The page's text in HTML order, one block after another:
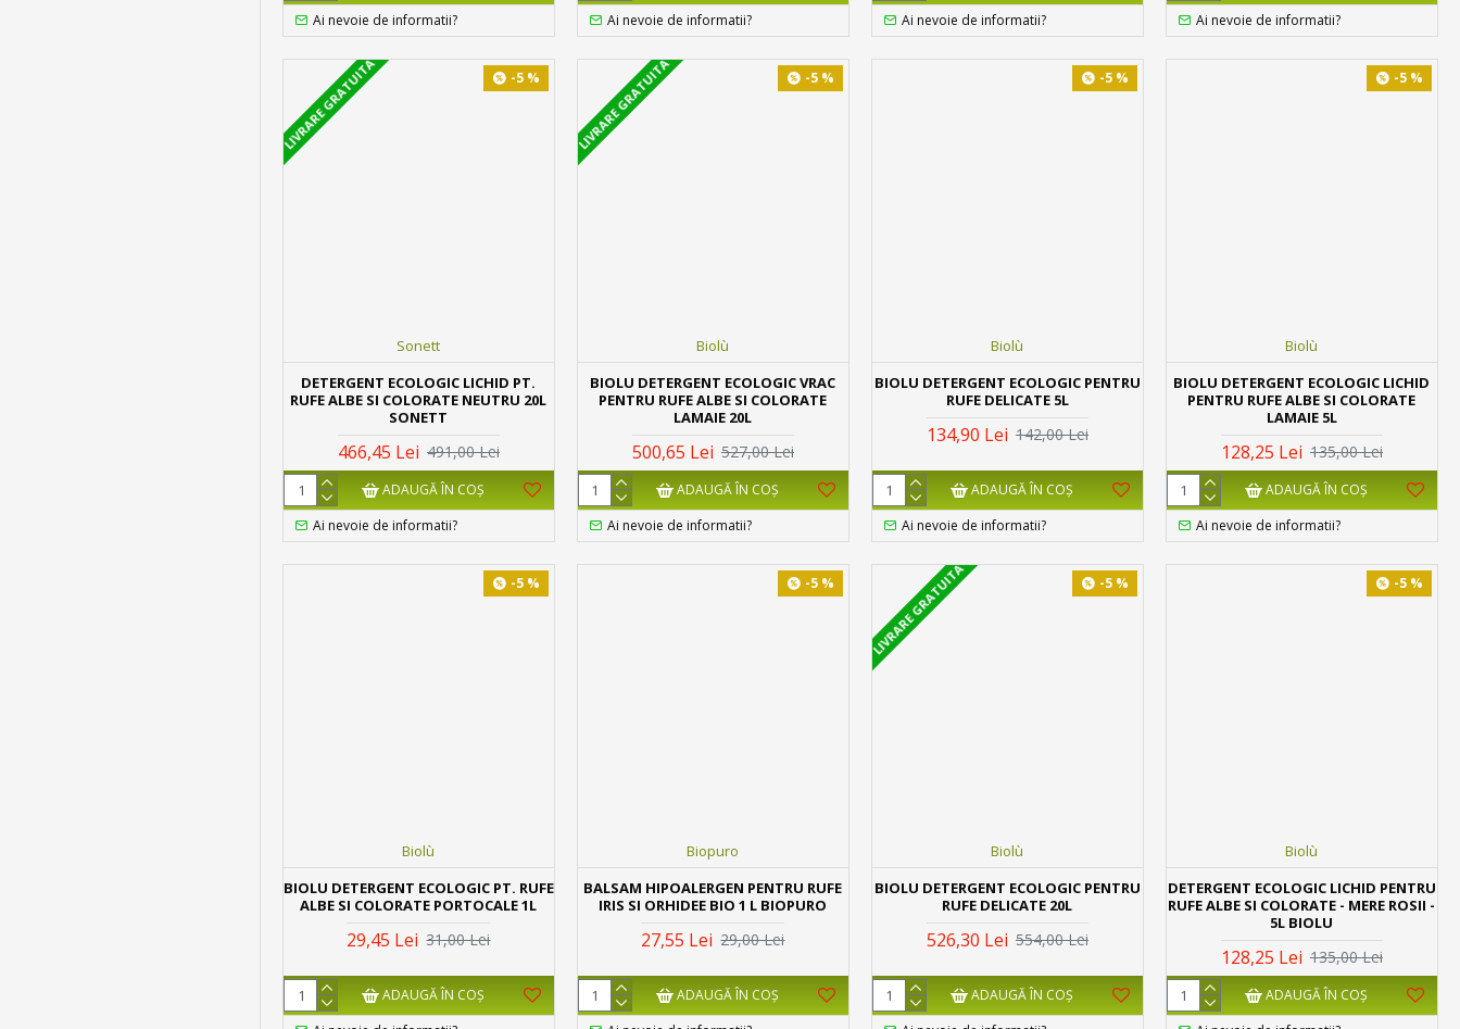
Ai nevoie de informatii?
Ai nevoie de informatii?
Ai nevoie de informatii?
Ai nevoie de informatii?
LIVRARE GRATUITA -5 %
Sonett
DETERGENT ECOLOGIC LICHID PT.
RUFE ALBE SI COLORATE NEUTRU 20L
SONETT
466,45 Lei 491,00 Lei
ADAUGĂ ÎN COŞ
Ai nevoie de informatii?
LIVRARE GRATUITA -5 %
Biolù
BIOLU DETERGENT ECOLOGIC VRAC
PENTRU RUFE ALBE SI COLORATE
LAMAIE 20L
500,65 Lei 527,00 Lei
ADAUGĂ ÎN COŞ
Ai nevoie de informatii?
-5 %
Biolù
BIOLU DETERGENT ECOLOGIC PENTRU
RUFE DELICATE 5L
134,90 Lei 142,00 Lei
ADAUGĂ ÎN COŞ
Ai nevoie de informatii?
-5 %
Biolù
BIOLU DETERGENT ECOLOGIC LICHID
PENTRU RUFE ALBE SI COLORATE
LAMAIE 5L
128,25 Lei 135,00 Lei
ADAUGĂ ÎN COŞ
Ai nevoie de informatii?
-5 %
Biolù
BIOLU DETERGENT ECOLOGIC PT. RUFE
ALBE SI COLORATE PORTOCALE 1L
29,45 Lei 31,00 Lei
ADAUGĂ ÎN COŞ
-5 %
Biopuro
BALSAM HIPOALERGEN PENTRU RUFE
IRIS SI ORHIDEE BIO 1 L BIOPURO
27,55 Lei 29,00 Lei
ADAUGĂ ÎN COŞ
LIVRARE GRATUITA -5 %
Biolù
BIOLU DETERGENT ECOLOGIC PENTRU
RUFE DELICATE 20L
526,30 Lei 554,00 Lei
ADAUGĂ ÎN COŞ
-5 %
Biolù
DETERGENT ECOLOGIC LICHID PENTRU
RUFE ALBE SI COLORATE - MERE ROSII -
5L BIOLU
128,25 Lei 135,00 Lei
ADAUGĂ ÎN COŞ